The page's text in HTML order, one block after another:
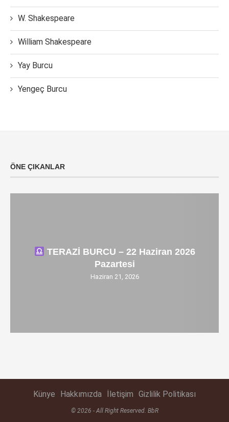
W. Shakespeare
William Shakespeare
Yay Burcu
Yengeç Burcu
ÖNE ÇIKANLAR
TERAZİ BURCU – 22 Haziran 2026
Pazartesi
Haziran 21, 2026
Künye Hakkımızda İletişim Gizlilik Politikası
© 2026 - All Right Reserved. BbR